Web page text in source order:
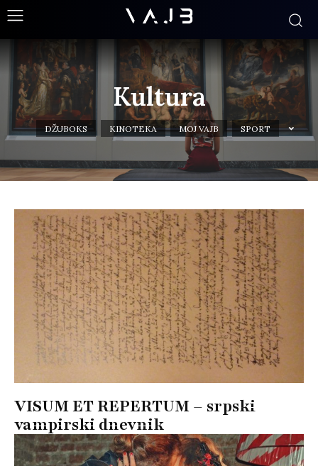
Kultura
DŽUBOKS KINOTEKA MOJ VAJB SPORT
VISUM ET REPERTUM – srpski
vampirski dnevnik